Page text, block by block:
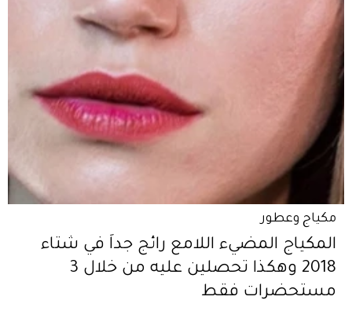
مكياج وعطور
المكياج المضيء اللامع رائج جداً في شتاء
2018 وهكذا تحصلين عليه من خلال 3
مستحضرات فقط